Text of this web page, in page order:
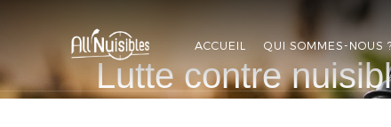
ACCUEIL QUI SOMMES-NOUS ?
Lutte contre